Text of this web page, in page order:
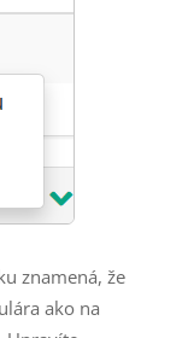
znamená, že
ako na